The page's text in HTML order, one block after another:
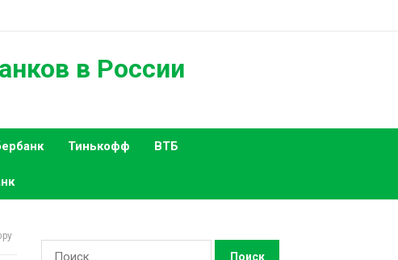
в России
Тинькофф ВТБ